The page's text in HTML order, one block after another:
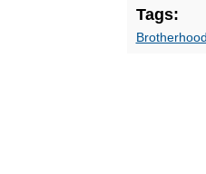
Tags:
Brotherhood